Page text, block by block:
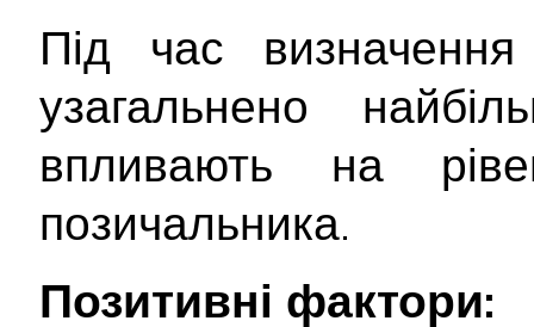
Під час визначення
узагальнено
впливають на
позичальника.
Позитивні фактори: